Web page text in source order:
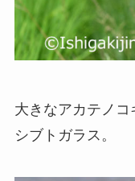
大きなアカテノ
シブトガラス。